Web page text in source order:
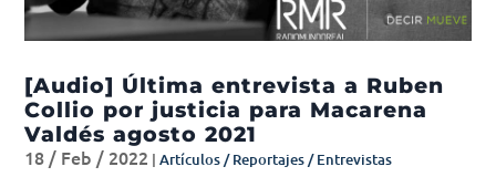
[Audio] Última entrevista a Ruben
Collio por justicia para Macarena
Valdés agosto 2021
18 / Feb / 2022 |Artículos / Reportajes / Entrevistas